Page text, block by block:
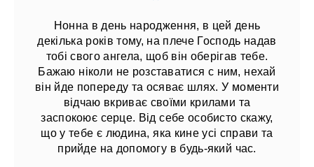
Нонна в день народження, в цей день
декілька років тому, на плече Господь надав
тобі свого ангела, щоб він оберігав тебе.
Бажаю ніколи не розставатися с ним, нехай
він йде попереду та осяває шлях. У моменти
відчаю вкриває своїми крилами та
заспокоює серце. Від себе особисто скажу,
що у тебе є людина, яка кине усі справи та
прийде на допомогу в будь-який час.